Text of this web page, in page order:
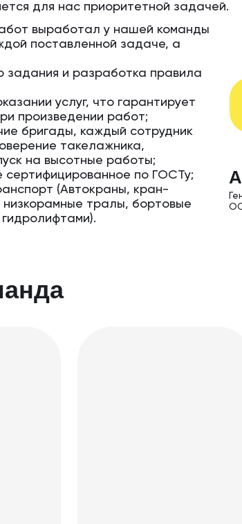
для нас приоритетной задачей.
выработал у нашей команды
поставленной задаче, а
задания и разработка правила
услуг, что гарантирует
произведении работ;
бригады, каждый сотрудник
такелажника,
на высотные работы;
сертифицированное по ГОСТу;
(Автокраны, кран-
низкорамные тралы, бортовые